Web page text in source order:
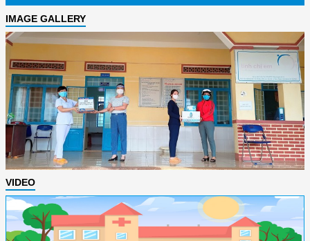
IMAGE GALLERY
VIDEO